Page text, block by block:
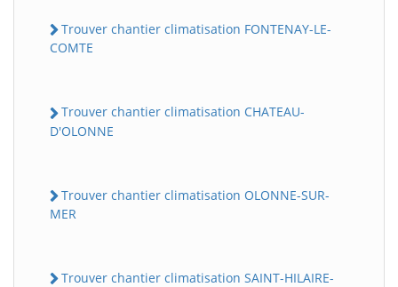
Trouver chantier climatisation FONTENAY-LE-
COMTE
Trouver chantier climatisation CHATEAU-
D'OLONNE
Trouver chantier climatisation OLONNE-SUR-
MER
Trouver chantier climatisation SAINT-HILAIRE-